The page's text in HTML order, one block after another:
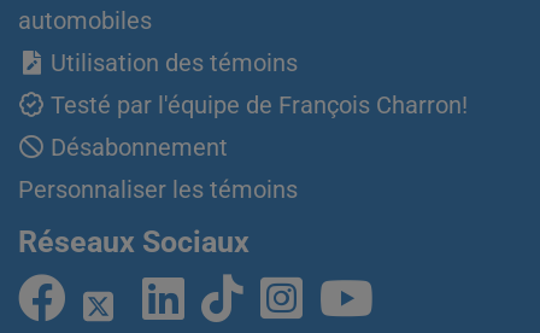
automobiles
Utilisation des témoins
Testé par l'équipe de François Charron!
Désabonnement
Personnaliser les témoins
Réseaux Sociaux